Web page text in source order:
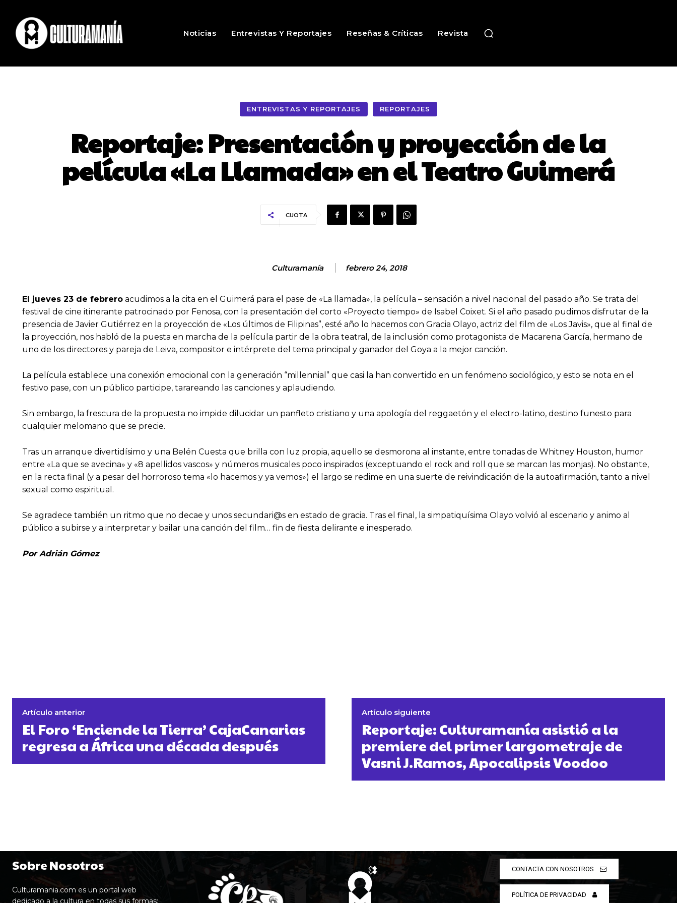
Noticias Entrevistas Y Reportajes Reseñas & Críticas Revista
ENTREVISTAS Y REPORTAJES REPORTAJES
Reportaje: Presentación y proyección de la
película «La Llamada» en el Teatro Guimerá
CUOTA
Culturamanía febrero 24, 2018
El jueves 23 de febrero acudimos a la cita en el Guimerá para el pase de «La llamada», la película – sensación a nivel nacional del pasado año. Se trata del
festival de cine itinerante patrocinado por Fenosa, con la presentación del corto «Proyecto tiempo» de Isabel Coixet. Si el año pasado pudimos disfrutar de la
presencia de Javier Gutiérrez en la proyección de «Los últimos de Filipinas”, esté año lo hacemos con Gracia Olayo, actriz del film de «Los Javis», que al final de
la proyección, nos habló de la puesta en marcha de la película partir de la obra teatral, de la inclusión como protagonista de Macarena García, hermano de
uno de los directores y pareja de Leiva, compositor e intérprete del tema principal y ganador del Goya a la mejor canción.
La película establece una conexión emocional con la generación “millennial” que casi la han convertido en un fenómeno sociológico, y esto se nota en el
festivo pase, con un público participe, tarareando las canciones y aplaudiendo.
Sin embargo, la frescura de la propuesta no impide dilucidar un panfleto cristiano y una apología del reggaetón y el electro-latino, destino funesto para
cualquier melomano que se precie.
Tras un arranque divertidísimo y una Belén Cuesta que brilla con luz propia, aquello se desmorona al instante, entre tonadas de Whitney Houston, humor
entre «La que se avecina» y «8 apellidos vascos» y números musicales poco inspirados (exceptuando el rock and roll que se marcan las monjas). No obstante,
en la recta final (y a pesar del horroroso tema «lo hacemos y ya vemos») el largo se redime en una suerte de reivindicación de la autoafirmación, tanto a nivel
sexual como espiritual.
Se agradece también un ritmo que no decae y unos secundari@s en estado de gracia. Tras el final, la simpatiquísima Olayo volvió al escenario y animo al
público a subirse y a interpretar y bailar una canción del film… fin de fiesta delirante e inesperado.
Por Adrián Gómez
Artículo anterior
El Foro ‘Enciende la Tierra’ CajaCanarias
regresa a África una década después
Artículo siguiente
Reportaje: Culturamanía asistió a la
premiere del primer largometraje de
Vasni J.Ramos, Apocalipsis Voodoo
Sobre Nosotros
Culturamania.com es un portal web
dedicado a la cultura en todas sus formas:
CONTACTA CON NOSOTROS
POLÍTICA DE PRIVACIDAD